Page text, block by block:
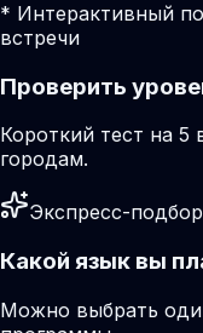
* Интерактивный
встречи
Проверить
Короткий тест на 5
городам.
Экспресс-
Какой язык вы
Можно выбрать